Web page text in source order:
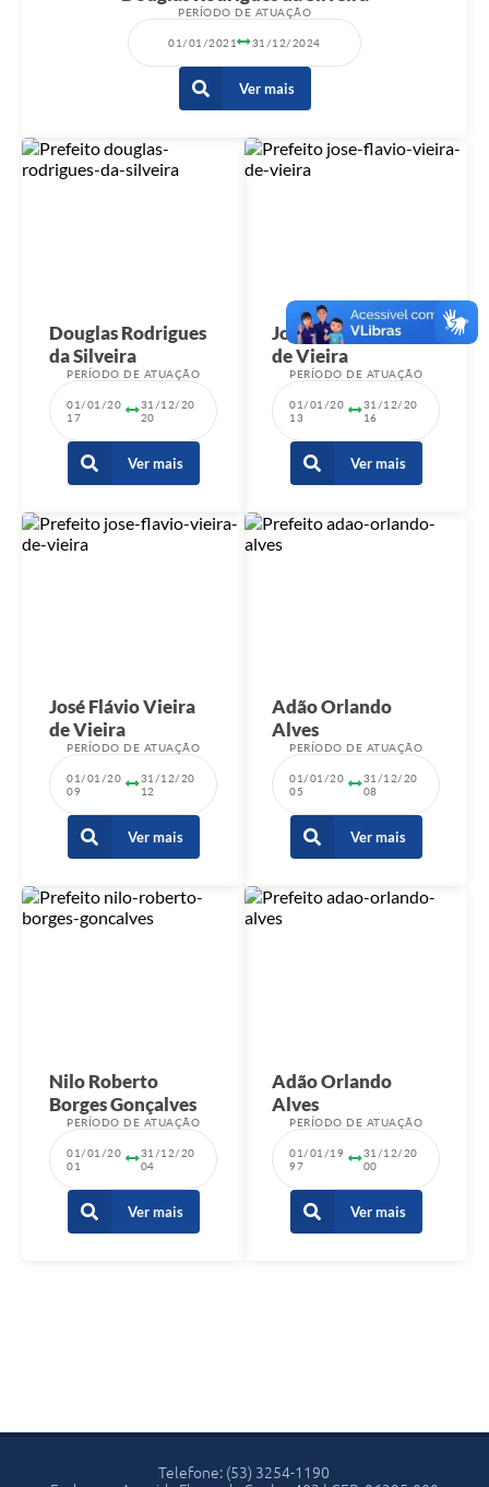
PERÍODO DE ATUAÇÃO
01/01/2021 31/12/2024
Ver mais
Douglas Rodrigues
da Silveira
PERÍODO DE ATUAÇÃO
01/01/20
17
31/12/20
20
Ver mais
José Flávio Vieira
de Vieira
PERÍODO DE ATUAÇÃO
01/01/20
13
31/12/20
16
Ver mais
José Flávio Vieira
de Vieira
PERÍODO DE ATUAÇÃO
01/01/20
09
31/12/20
12
Ver mais
Adão Orlando
Alves
PERÍODO DE ATUAÇÃO
01/01/20
05
31/12/20
08
Ver mais
Nilo Roberto
Borges Gonçalves
PERÍODO DE ATUAÇÃO
01/01/20
01
31/12/20
04
Ver mais
Adão Orlando
Alves
PERÍODO DE ATUAÇÃO
01/01/19
97
31/12/20
00
Ver mais
Telefone: (53) 3254-1190